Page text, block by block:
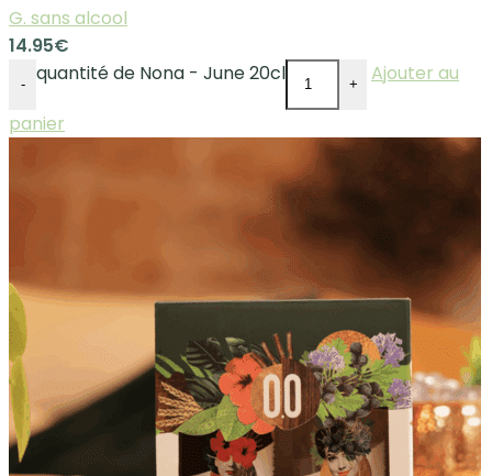
G. sans alcool
14.95€
- quantité de Nona - June 20cl +
Ajouter au
panier